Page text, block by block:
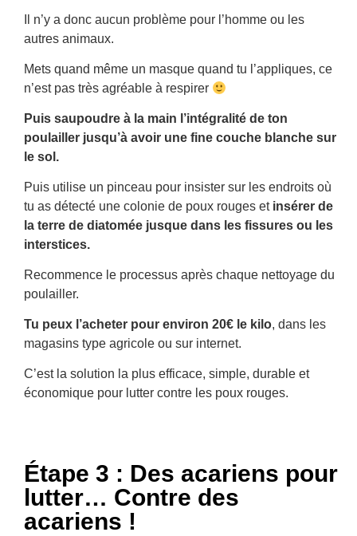
Il n’y a donc aucun problème pour l’homme ou les
autres animaux.
Mets quand même un masque quand tu l’appliques, ce
n’est pas très agréable à respirer
Puis saupoudre à la main l’intégralité de ton
poulailler jusqu’à avoir une fine couche blanche sur
le sol.
Puis utilise un pinceau pour insister sur les endroits où
tu as détecté une colonie de poux rouges etinsérer de
la terre de diatomée jusque dans les fissures ou les
interstices.
Recommence le processus après chaque nettoyage du
poulailler.
Tu peux l’acheter pour environ 20€ le kilo, dans les
magasins type agricole ou sur internet.
C’est la solution la plus efficace, simple, durable et
économique pour lutter contre les poux rouges.
Étape 3 : Des acariens pour
lutter… Contre des
acariens !